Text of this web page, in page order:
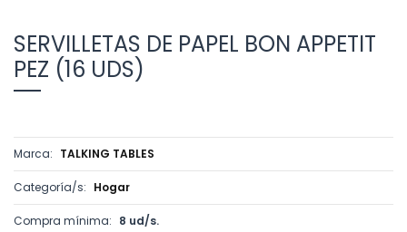
SERVILLETAS DE PAPEL BON APPETIT
PEZ (16 UDS)
Marca: TALKING TABLES
Categoría/s: Hogar
Compra mínima: 8 ud/s.